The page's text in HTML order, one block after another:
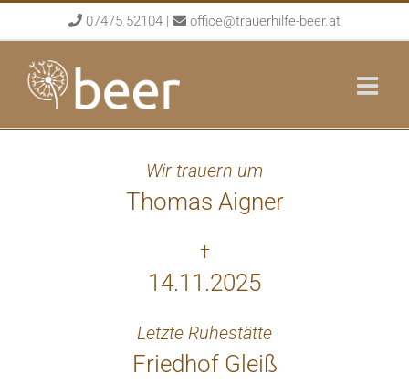
to
content
07475 52104 | office@trauerhilfe-beer.at
Wir trauern um
Thomas Aigner
†
14.11.2025
Letzte Ruhestätte
Friedhof Gleiß